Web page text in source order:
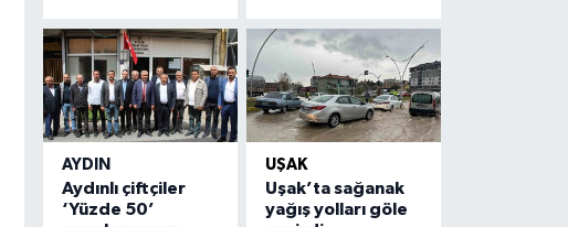
AYDIN
Aydınlı çiftçiler
‘Yüzde 50’
UŞAK
Uşak’ta sağanak
yağış yolları göle